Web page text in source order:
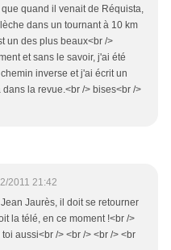
quand il venait de Réquista,
dans un tournant à 10 km
un des plus beaux<br />
et sans le savoir, j'ai été
inverse et j'ai écrit un
la revue.<br /> bises<br />
2011 21:42
Jaurès, il doit se retourner
la télé, en ce moment !<br />
aussi<br /> <br /> <br /> <br